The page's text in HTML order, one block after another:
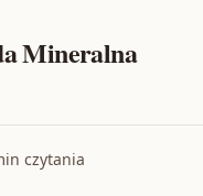
Mineralna
czytania